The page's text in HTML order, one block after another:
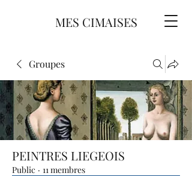
MES CIMAISES
Groupes
PEINTRES LIEGEOIS
Public · 11 membres